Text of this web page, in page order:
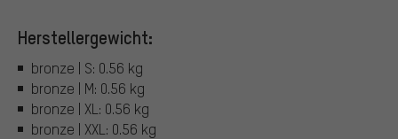
Herstellergewicht:
bronze | S: 0.56 kg
bronze | M: 0.56 kg
bronze | XL: 0.56 kg
bronze | XXL: 0.56 kg